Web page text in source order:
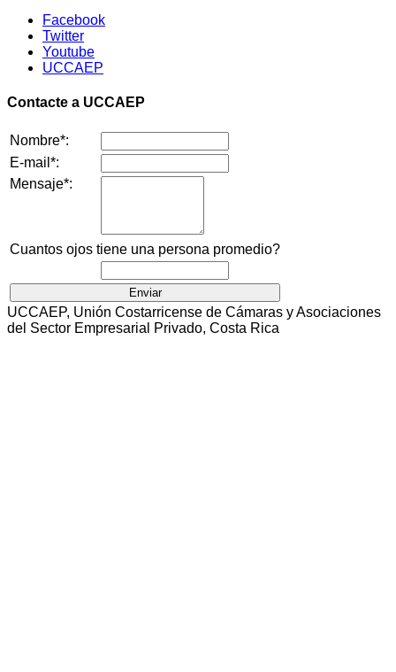
Facebook
Twitter
Youtube
UCCAEP
Contacte a UCCAEP
Nombre*:
E-mail*:
Mensaje*:
Cuantos ojos tiene una persona promedio?
UCCAEP, Unión Costarricense de Cámaras y Asociaciones
del Sector Empresarial Privado, Costa Rica